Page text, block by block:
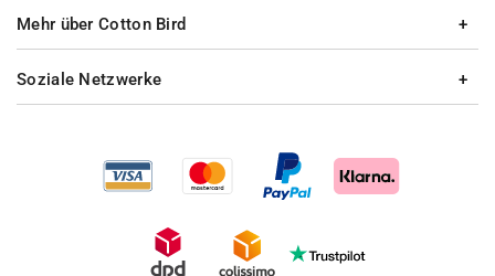
Mehr über Cotton Bird
Soziale Netzwerke